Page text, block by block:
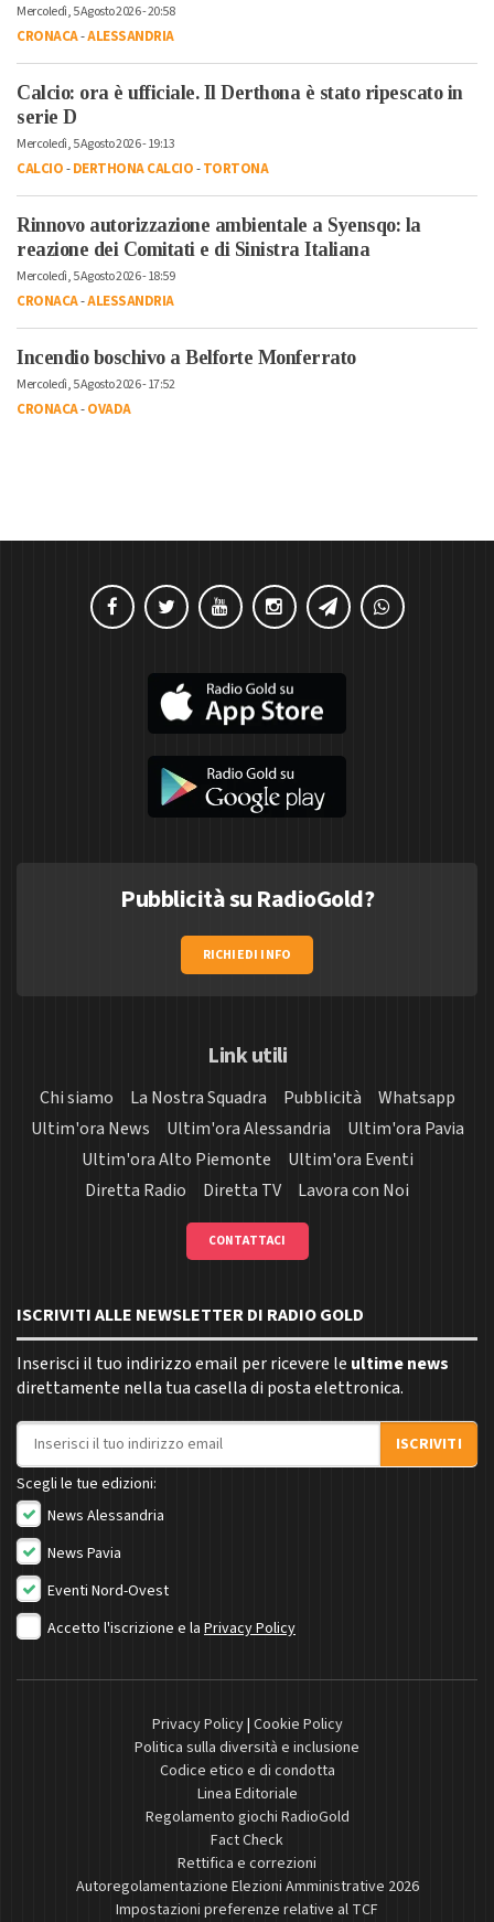
Mercoledì, 5 Agosto 2026 - 20:58
CRONACA-ALESSANDRIA
Calcio: ora è ufficiale. Il Derthona è stato ripescato in
serie D
Mercoledì, 5 Agosto 2026 - 19:13
CALCIO-DERTHONA CALCIO-TORTONA
Rinnovo autorizzazione ambientale a Syensqo: la
reazione dei Comitati e di Sinistra Italiana
Mercoledì, 5 Agosto 2026 - 18:59
CRONACA-ALESSANDRIA
Incendio boschivo a Belforte Monferrato
Mercoledì, 5 Agosto 2026 - 17:52
CRONACA-OVADA
Pubblicità su RadioGold?
RICHIEDI INFO
Link utili
Chi siamo La Nostra Squadra Pubblicità
Whatsapp
Ultim'ora News
Ultim'ora Alessandria
Ultim'ora Pavia
Ultim'ora Alto Piemonte
Ultim'ora Eventi
Diretta Radio
Diretta TV Lavora con Noi
CONTATTACI
ISCRIVITI ALLE NEWSLETTER DI RADIO GOLD
Inserisci il tuo indirizzo email per ricevere le ultime news
direttamente nella tua casella di posta elettronica.
Indirizzo email
ISCRIVITI
Scegli le tue edizioni:
News Alessandria
News Pavia
Eventi Nord-Ovest
Accetto l'iscrizione e la Privacy Policy
Privacy Policy| Cookie Policy
Politica sulla diversità e inclusione
Codice etico e di condotta
Linea Editoriale
Regolamento giochi RadioGold
Fact Check
Rettifica e correzioni
Autoregolamentazione Elezioni Amministrative 2026
Impostazioni preferenze relative al TCF